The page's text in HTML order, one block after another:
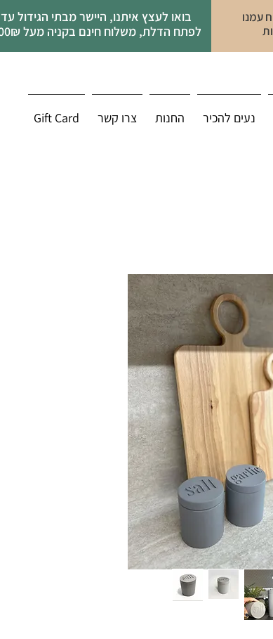
בואו לעצץ איתנו, היישר מבתי הגידול עד
לפתח הדלת, משלוח חינם בקניה מעל 400₪
עמנו
נעים להכיר החנות צרו קשר Gift Card